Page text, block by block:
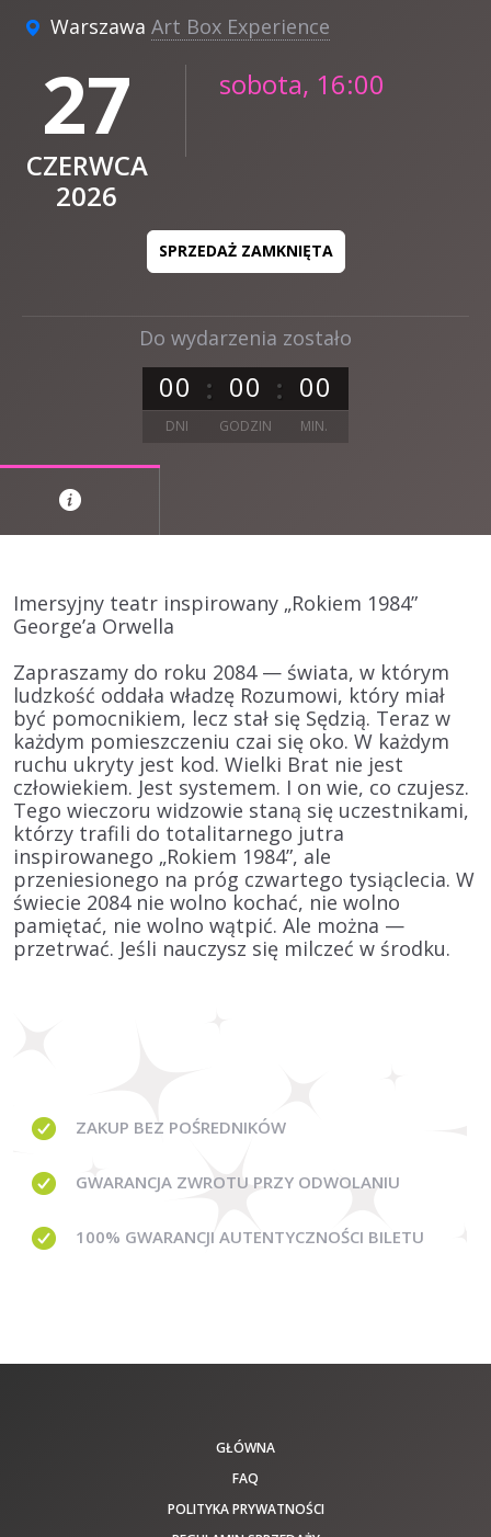
Do wydarzenia zostało
00 00 00
DNI GODZIN MIN.
Warszawa Art Box Experience
27
CZERWCA
2026
sobota, 16:00
SPRZEDAŻ ZAMKNIĘTA
Imersyjny teatr inspirowany „Rokiem 1984”
George’a Orwella
Zapraszamy do roku 2084 — świata, w którym
ludzkość oddała władzę Rozumowi, który miał
być pomocnikiem, lecz stał się Sędzią. Teraz w
każdym pomieszczeniu czai się oko. W każdym
ruchu ukryty jest kod. Wielki Brat nie jest
człowiekiem. Jest systemem. I on wie, co czujesz.
Tego wieczoru widzowie staną się uczestnikami,
którzy trafili do totalitarnego jutra
inspirowanego „Rokiem 1984”, ale
przeniesionego na próg czwartego tysiąclecia. W
świecie 2084 nie wolno kochać, nie wolno
pamiętać, nie wolno wątpić. Ale można —
przetrwać. Jeśli nauczysz się milczeć w środku.
ZAKUP BEZ POŚREDNIKÓW
GWARANCJA ZWROTU PRZY ODWOLANIU
100% GWARANCJI AUTENTYCZNOŚCI BILETU
GŁÓWNA
FAQ
POLITYKA PRYWATNOŚCI